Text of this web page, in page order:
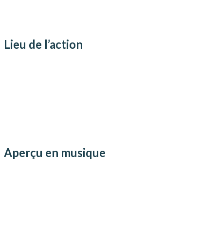
Lieu de l’action
Aperçu en musique